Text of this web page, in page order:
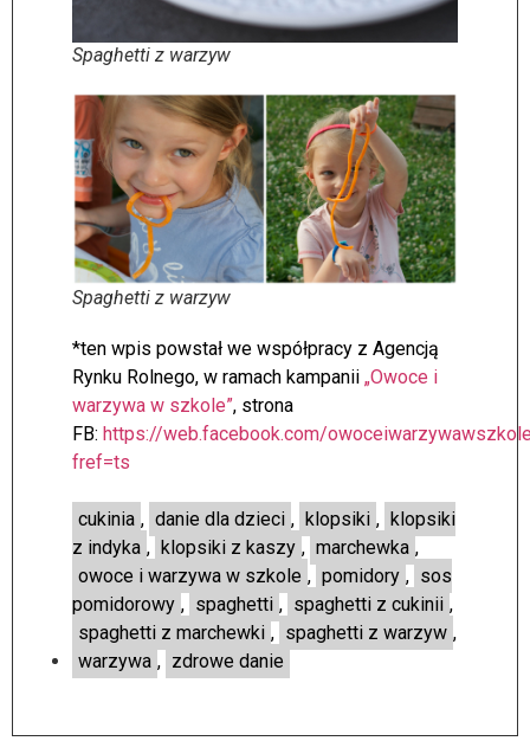
Spaghetti z warzyw
Spaghetti z warzyw
*ten wpis powstał we współpracy z Agencją
Rynku Rolnego, w ramach kampanii „Owoce i
warzywa w szkole”, strona
FB: https://web.facebook.com/
fref=ts
cukinia , danie dla dzieci , klopsiki , klopsiki
z indyka , klopsiki z kaszy , marchewka ,
owoce i warzywa w szkole , pomidory , sos
pomidorowy , spaghetti , spaghetti z cukinii ,
spaghetti z marchewki , spaghetti z warzyw ,
warzywa , zdrowe danie